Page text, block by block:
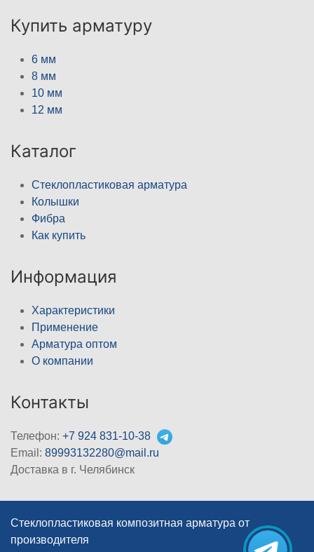
Купить арматуру
6 мм
8 мм
10 мм
12 мм
Каталог
Стеклопластиковая арматура
Колышки
Фибра
Как купить
Информация
Характеристики
Применение
Арматура оптом
О компании
Контакты
Телефон: +7 924 831-10-38
Email: 89993132280@mail.ru
Доставка в г. Челябинск
Стеклопластиковая композитная арматура от
производителя